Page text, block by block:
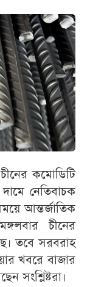
কমোডিটি
নেতিবাচক
আন্তর্জাতিক
চীনের
তবে সরবরাহ
খবরে বাজার
সংশ্লিষ্টরা।